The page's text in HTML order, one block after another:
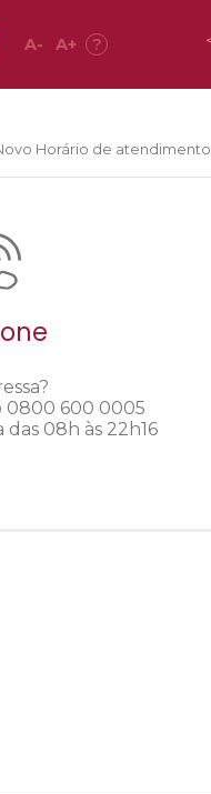
A- A+ ?
Horário de atendimento
0800 600 0005
08h às 22h16